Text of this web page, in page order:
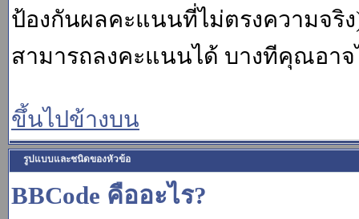
ป้องกันผลคะแนนที่ไม่ตรงความจ
สามารถลงคะแนนได้ บางทีคุณอา
ขึ้นไปข้างบน
รูปแบบและชนิดของหัวข้อ
BBCode คืออะไร?